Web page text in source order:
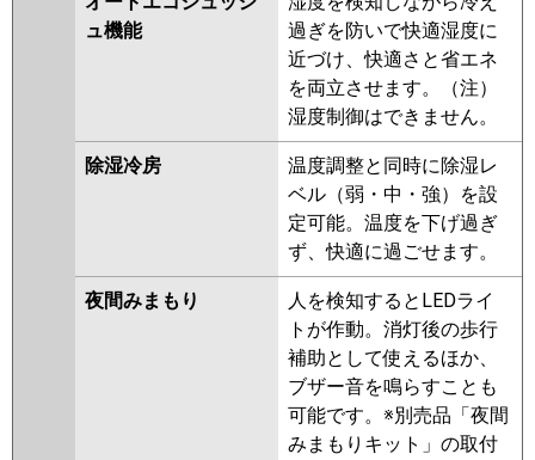
ュ機能
過ぎを防いで快適湿度に
近づけ、快適さと省エネ
を両立させます。（注）
湿度制御はできません。
除湿冷房
温度調整と同時に除湿レ
ベル（弱・中・強）を設
定可能。温度を下げ過ぎ
ず、快適に過ごせます。
夜間みまもり
人を検知するとLEDライ
トが作動。消灯後の歩行
補助として使えるほか、
ブザー音を鳴らすことも
可能です。※別売品「夜間
みまもりキット」の取付